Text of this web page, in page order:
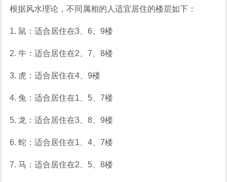
根据风水理论，不同属相的人适宜居住的楼层如下：
1. 鼠：适合居住在3、6、9楼
2. 牛：适合居住在2、7、8楼
3. 虎：适合居住在4、9楼
4. 兔：适合居住在1、5、7楼
5. 龙：适合居住在3、8、9楼
6. 蛇：适合居住在1、4、7楼
7. 马：适合居住在2、5、8楼